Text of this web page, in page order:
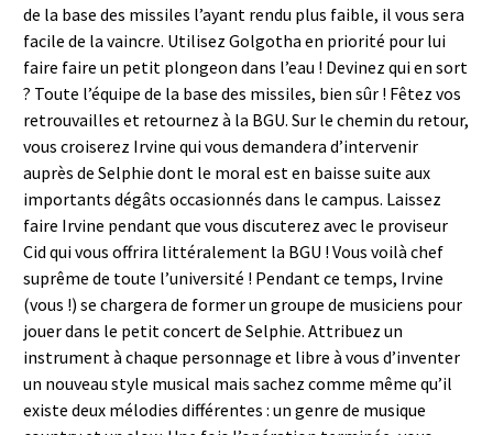
de la base des missiles l’ayant rendu plus faible, il vous sera
facile de la vaincre. Utilisez Golgotha en priorité pour lui
faire faire un petit plongeon dans l’eau ! Devinez qui en sort
? Toute l’équipe de la base des missiles, bien sûr ! Fêtez vos
retrouvailles et retournez à la BGU. Sur le chemin du retour,
vous croiserez Irvine qui vous demandera d’intervenir
auprès de Selphie dont le moral est en baisse suite aux
importants dégâts occasionnés dans le campus. Laissez
faire Irvine pendant que vous discuterez avec le proviseur
Cid qui vous offrira littéralement la BGU ! Vous voilà chef
suprême de toute l’université ! Pendant ce temps, Irvine
(vous !) se chargera de former un groupe de musiciens pour
jouer dans le petit concert de Selphie. Attribuez un
instrument à chaque personnage et libre à vous d’inventer
un nouveau style musical mais sachez comme même qu’il
existe deux mélodies différentes : un genre de musique